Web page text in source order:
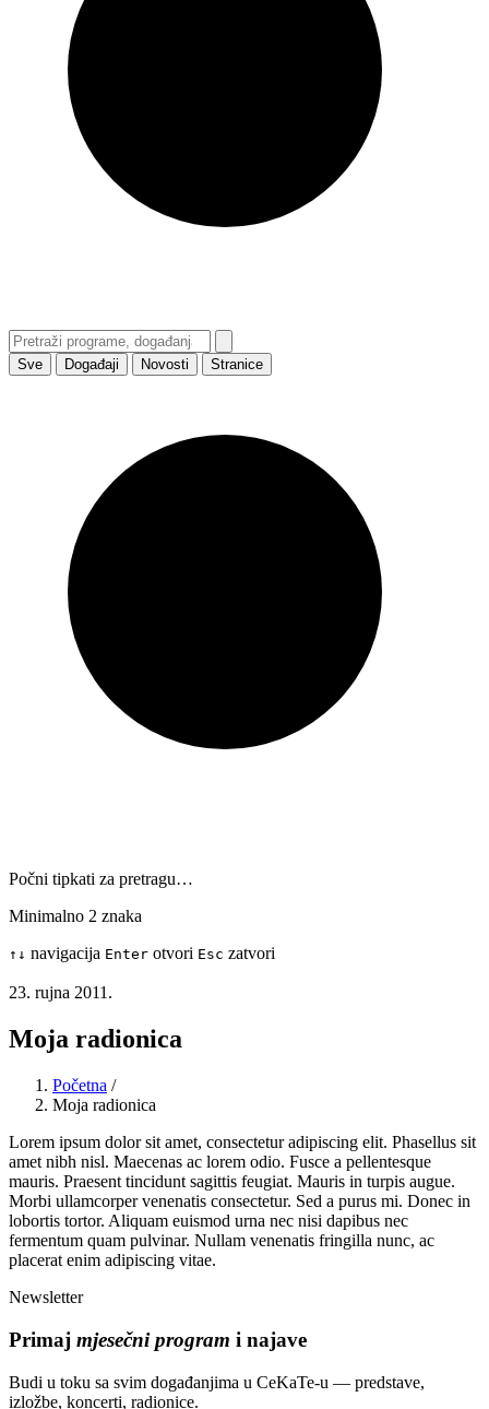
Sve Događaji Novosti Stranice
Počni tipkati za pretragu…
Minimalno 2 znaka
↑ ↓ navigacija Enter otvori Esc zatvori
23. rujna 2011.
Moja radionica
Početna /
Moja radionica
Lorem ipsum dolor sit amet, consectetur adipiscing elit. Phasellus sit
amet nibh nisl. Maecenas ac lorem odio. Fusce a pellentesque
mauris. Praesent tincidunt sagittis feugiat. Mauris in turpis augue.
Morbi ullamcorper venenatis consectetur. Sed a purus mi. Donec in
lobortis tortor. Aliquam euismod urna nec nisi dapibus nec
fermentum quam pulvinar. Nullam venenatis fringilla nunc, ac
placerat enim adipiscing vitae.
Newsletter
Primaj mjesečni program i najave
Budi u toku sa svim događanjima u CeKaTe-u — predstave,
izložbe, koncerti, radionice.